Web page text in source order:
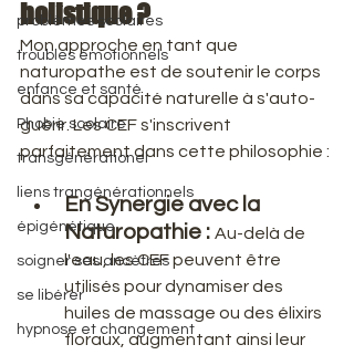
problèmes scolaires
troubles émotionnels
enfance et santé
Phobie scolaire
transgénérationel
liens trangénérationnels
épigénétique
soigner ses ancètres
se libérer
hypnose et changement
holistique ?
​Mon approche en tant que
naturopathe est de soutenir le corps
dans sa capacité naturelle à s'auto-
guérir. Les CEF s'inscrivent
parfaitement dans cette philosophie :
En Synergie avec la
Naturopathie : Au-delà de
l'eau, les CEF peuvent être
utilisés pour dynamiser des
huiles de massage ou des élixirs
floraux, augmentant ainsi leur